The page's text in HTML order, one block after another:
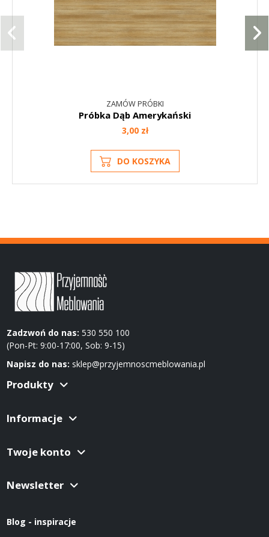
ZAMÓW PRÓBKI
Próbka Dąb Amerykański
3,00 zł
DO KOSZYKA
Zadzwoń do nas: 530 550 100
(Pon-Pt: 9:00-17:00, Sob: 9-15)
Napisz do nas: sklep@przyjemnoscmeblowania.pl
Produkty
Informacje
Twoje konto
Newsletter
Blog - inspiracje